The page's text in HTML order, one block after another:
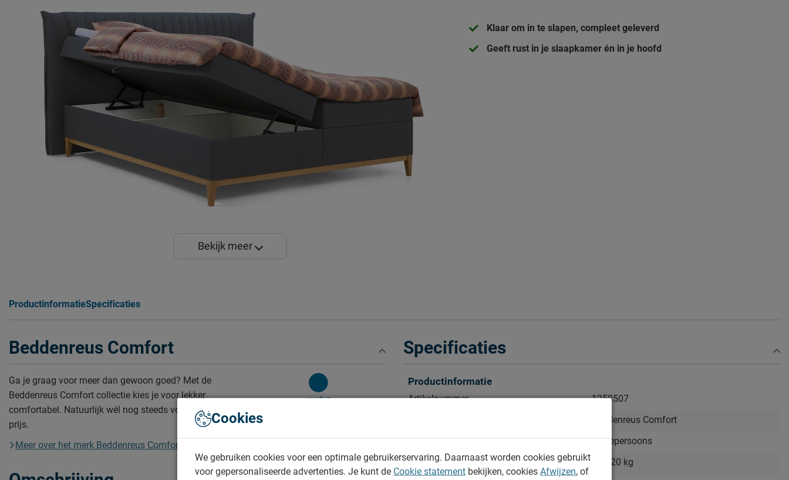
Bekijk meer
Klaar om in te slapen, compleet geleverd
Geeft rust in je slaapkamer én in je hoofd
ProductinformatieSpecificaties
Beddenreus Comfort
Ga je graag voor meer dan gewoon goed? Met de
Beddenreus Comfort collectie kies je voor lekker
comfortabel. Natuurlijk wél nog steeds voor de scherpste
prijs.
Meer over het merk Beddenreus Comfort
Specificaties
Productinformatie
Artikelnummer
1258507
Beddenreus Comfort
Tweepersoons
Gewichtsklasse
tot 120 kg
Cookies
We gebruiken cookies voor een optimale gebruikerservaring. Daarnaast worden cookies gebruikt
voor gepersonaliseerde advertenties. Je kunt de Cookie statement bekijken, cookies Afwijzen, of